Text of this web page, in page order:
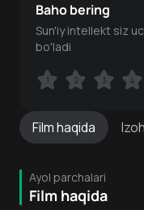
Filmhaqida
Ayol parchalari
Film haqida
Baho bering
Sun'iy intellekt siz
bo'ladi
1 2 3 4
1 2 3 4